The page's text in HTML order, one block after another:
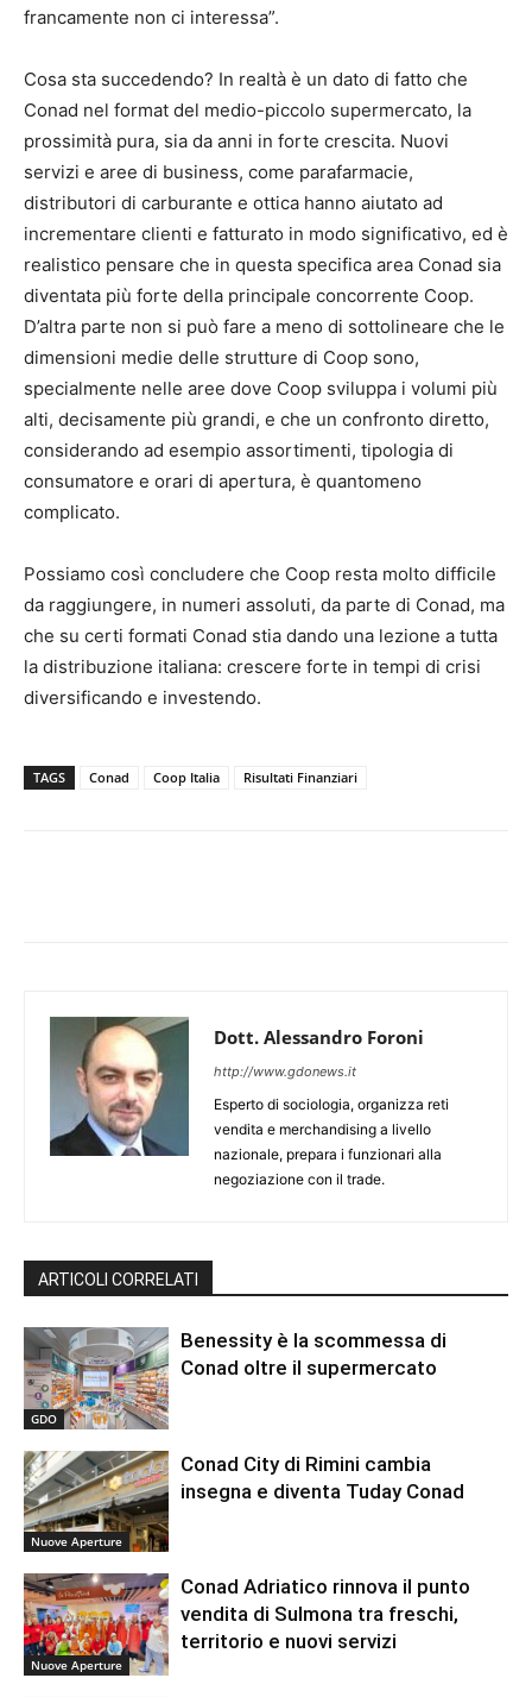
francamente non ci interessa”.
Cosa sta succedendo? In realtà è un dato di fatto che
Conad nel format del medio-piccolo supermercato, la
prossimità pura, sia da anni in forte crescita. Nuovi
servizi e aree di business, come parafarmacie,
distributori di carburante e ottica hanno aiutato ad
incrementare clienti e fatturato in modo significativo, ed è
realistico pensare che in questa specifica area Conad sia
diventata più forte della principale concorrente Coop.
D’altra parte non si può fare a meno di sottolineare che le
dimensioni medie delle strutture di Coop sono,
specialmente nelle aree dove Coop sviluppa i volumi più
alti, decisamente più grandi, e che un confronto diretto,
considerando ad esempio assortimenti, tipologia di
consumatore e orari di apertura, è quantomeno
complicato.
Possiamo così concludere che Coop resta molto difficile
da raggiungere, in numeri assoluti, da parte di Conad, ma
che su certi formati Conad stia dando una lezione a tutta
la distribuzione italiana: crescere forte in tempi di crisi
diversificando e investendo.
TAGS Conad Coop Italia Risultati Finanziari
Dott. Alessandro Foroni
http://www.gdonews.it
Esperto di sociologia, organizza reti
vendita e merchandising a livello
nazionale, prepara i funzionari alla
negoziazione con il trade.
ARTICOLI CORRELATI
GDO
Benessity è la scommessa di
Conad oltre il supermercato
Nuove Aperture
Conad City di Rimini cambia
insegna e diventa Tuday Conad
Nuove Aperture
Conad Adriatico rinnova il punto
vendita di Sulmona tra freschi,
territorio e nuovi servizi